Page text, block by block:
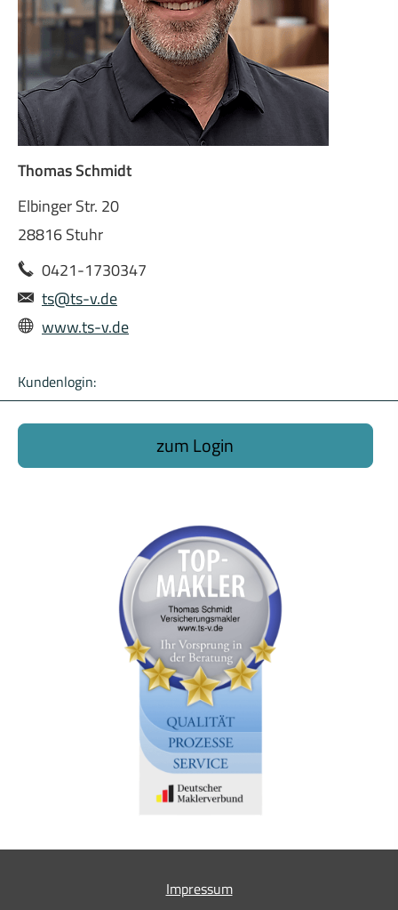
Thomas Schmidt
Elbinger Str. 20
28816 Stuhr
0421-1730347
ts@ts-v.de
www.ts-v.de
Kundenlogin:
zum Login
Impressum